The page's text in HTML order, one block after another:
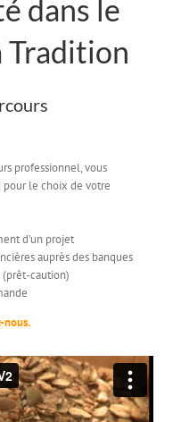
dans le
Tradition
professionnel, vous
pour le choix de votre
d’un projet
auprès des banques
(prêt-caution)
nous.